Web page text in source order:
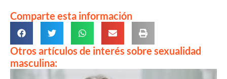
Comparte esta información
Otros artículos de interés sobre sexualidad
masculina: